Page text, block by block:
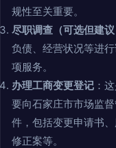
规性至关重要。
尽职调查（可选但建议
负债、经营状况等进
项服务。
办理工商变更登记 ：
要向石家庄市市场监
件，包括变更申请书
修正案等。